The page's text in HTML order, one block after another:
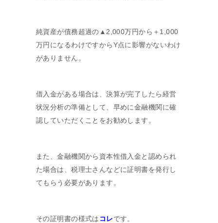
純資産が債務超過の▲2,000万円から＋1,000
万円になるわけですからY点に影響がないわけ
がありません。
借入金がある場合は、決算が完了したら経営
状況分析の準備として、早めに金融機関に確
認していただくことをお勧めします。
また、金融機関から資本性借入金と認められ
た場合は、税理士さんなどに証明書を発行し
てもらう必要があります。
その証明書の様式は コレです。